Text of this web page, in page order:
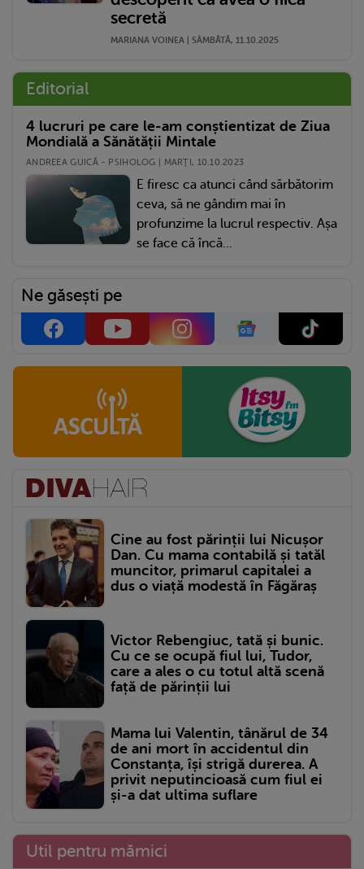
secretă
MARIANA VOINEA | SÂMBĂTĂ, 11.10.2025
Editorial
4 lucruri pe care le-am conștientizat de Ziua
Mondială a Sănătății Mintale
ANDREEA GUICĂ - PSIHOLOG | MARŢI, 10.10.2023
E firesc ca atunci când sărbătorim
ceva, să ne gândim mai în
profunzime la lucrul respectiv. Așa
se face că încă...
Ne găsești pe
Cine au fost părinții lui Nicușor
Dan. Cu mama contabilă și tatăl
muncitor, primarul capitalei a
dus o viață modestă în Făgăraș
Victor Rebengiuc, tată și bunic.
Cu ce se ocupă fiul lui, Tudor,
care a ales o cu totul altă scenă
față de părinții lui
Mama lui Valentin, tânărul de 34
de ani mort în accidentul din
Constanța, își strigă durerea. A
privit neputincioasă cum fiul ei
și-a dat ultima suflare
Util pentru mămici